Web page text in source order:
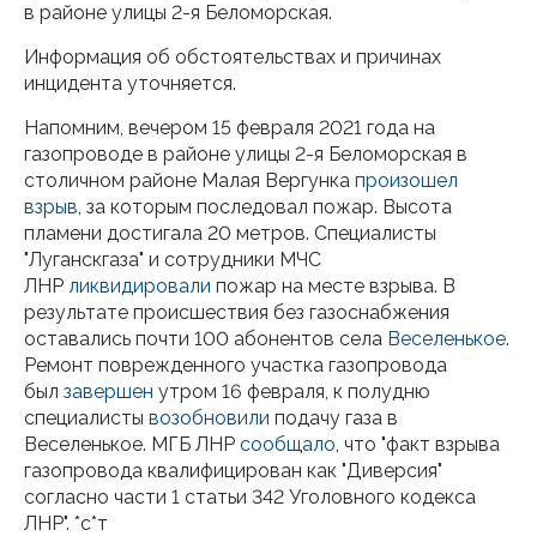
в районе улицы 2-я Беломорская.
Информация об обстоятельствах и причинах
инцидента уточняется.
Напомним, вечером 15 февраля 2021 года на
газопроводе в районе улицы 2-я Беломорская в
столичном районе Малая Вергунка произошел
взрыв, за которым последовал пожар. Высота
пламени достигала 20 метров. Специалисты
"Луганскгаза" и сотрудники МЧС
ЛНР ликвидировали пожар на месте взрыва. В
результате происшествия без газоснабжения
оставались почти 100 абонентов села Веселенькое.
Ремонт поврежденного участка газопровода
был завершен утром 16 февраля, к полудню
специалисты возобновили подачу газа в
Веселенькое. МГБ ЛНР сообщало, что "факт взрыва
газопровода квалифицирован как "Диверсия"
согласно части 1 статьи 342 Уголовного кодекса
ЛНР". *с*т